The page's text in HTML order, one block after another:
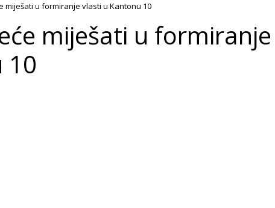
miješati u formiranje vlasti u Kantonu 10
miješati u formiranje
10